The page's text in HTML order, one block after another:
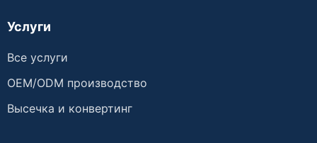
Услуги
Все услуги
OEM/ODM производство
Высечка и конвертинг